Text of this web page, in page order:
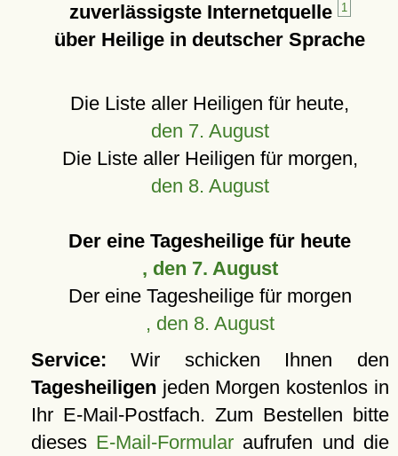
zuverlässigste Internetquelle
1
über Heilige in deutscher Sprache
Die Liste aller Heiligen für heute,
den 7. August
Die Liste aller Heiligen für morgen,
den 8. August
Der eine Tagesheilige für heute
, den 7. August
Der eine Tagesheilige für morgen
, den 8. August
Service: Wir schicken Ihnen den
Tagesheiligen jeden Morgen kostenlos in
Ihr E-Mail-Postfach. Zum Bestellen bitte
dieses E-Mail-Formular aufrufen und die